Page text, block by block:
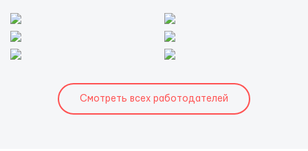
Смотреть всех работодателей